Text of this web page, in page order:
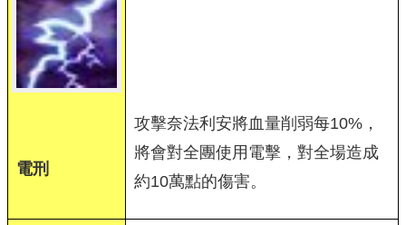
電刑
攻擊奈法利安將血量削弱每10%，
將會對全團使用電擊，對全場造成
約10萬點的傷害。